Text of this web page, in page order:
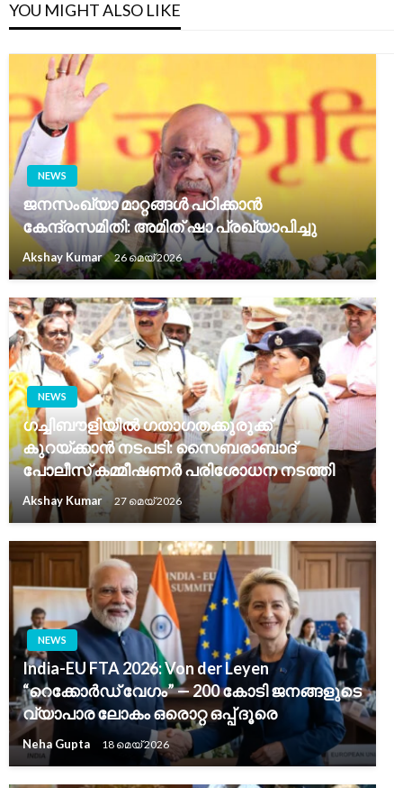
YOU MIGHT ALSO LIKE
NEWS
ജനസംഖ്യാ മാറ്റങ്ങൾ പഠിക്കാൻ
കേന്ദ്രസമിതി: അമിത് ഷാ പ്രഖ്യാപിച്ചു
Akshay Kumar 26 മെയ്‌ 2026
NEWS
ഗച്ചിബൗളിയിൽ ഗതാഗതക്കുരുക്ക്
കുറയ്ക്കാൻ നടപടി: സൈബരാബാദ്
പോലീസ് കമ്മീഷണർ പരിശോധന നടത്തി
Akshay Kumar 27 മെയ്‌ 2026
NEWS
India-EU FTA 2026: Von der Leyen
“റെക്കോർഡ് വേഗം” — 200 കോടി ജനങ്ങളുടെ
വ്യാപാര ലോകം ഒരൊറ്റ ഒപ്പ് ദൂരെ
Neha Gupta 18 മെയ്‌ 2026